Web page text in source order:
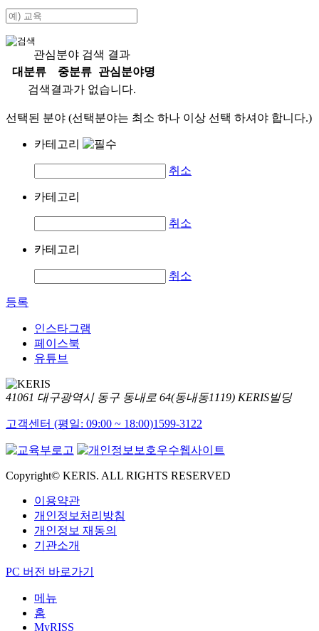
관심분야 검색 결과
대분류
중분류
관심분야명
검색결과가 없습니다.
선택된 분야 (선택분야는 최소 하나 이상 선택 하셔야 합니다.)
카테고리
취소
카테고리
취소
카테고리
취소
등록
인스타그램
페이스북
유튜브
41061 대구광역시 동구 동내로 64(동내동1119) KERIS빌딩
고객센터 (평일: 09:00 ~ 18:00)1599-3122
Copyright© KERIS. ALL RIGHTS RESERVED
이용약관
개인정보처리방침
개인정보 재동의
기관소개
PC 버전 바로가기
메뉴
홈
MyRISS